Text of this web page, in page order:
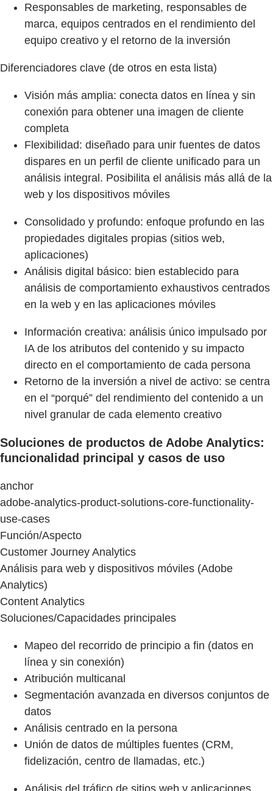
Responsables de marketing, responsables de
marca, equipos centrados en el rendimiento del
equipo creativo y el retorno de la inversión
Diferenciadores clave (de otros en esta lista)
Visión más amplia: conecta datos en línea y sin
conexión para obtener una imagen de cliente
completa
Flexibilidad: diseñado para unir fuentes de datos
dispares en un perfil de cliente unificado para un
análisis integral. Posibilita el análisis más allá de la
web y los dispositivos móviles
Consolidado y profundo: enfoque profundo en las
propiedades digitales propias (sitios web,
aplicaciones)
Análisis digital básico: bien establecido para
análisis de comportamiento exhaustivos centrados
en la web y en las aplicaciones móviles
Información creativa: análisis único impulsado por
IA de los atributos del contenido y su impacto
directo en el comportamiento de cada persona
Retorno de la inversión a nivel de activo: se centra
en el “porqué” del rendimiento del contenido a un
nivel granular de cada elemento creativo
Soluciones de productos de Adobe Analytics:
funcionalidad principal y casos de uso
anchor
adobe-analytics-product-solutions-core-functionality-
use-cases
Función/Aspecto
Customer Journey Analytics
Análisis para web y dispositivos móviles (Adobe
Analytics)
Content Analytics
Soluciones/Capacidades principales
Mapeo del recorrido de principio a fin (datos en
línea y sin conexión)
Atribución multicanal
Segmentación avanzada en diversos conjuntos de
datos
Análisis centrado en la persona
Unión de datos de múltiples fuentes (CRM,
fidelización, centro de llamadas, etc.)